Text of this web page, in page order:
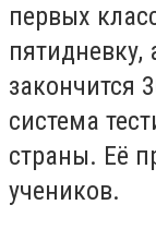
первых
пятидневку,
закончится
система
страны. Её
учеников.